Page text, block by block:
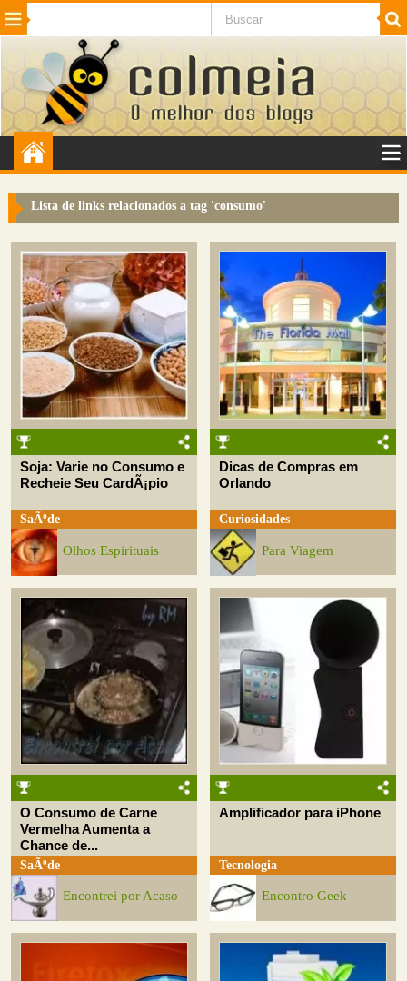
Beleza Cinema e TV
Internet Jogos NotÃ­cias SaÃºde
VeÃ­culos Adulto
Sugerir Link
Colmeia Exchange
Perguntas Frequentes
Sobre
Contato
Lista de links relacionados a tag 'consumo'
Soja: Varie no Consumo e
Recheie Seu CardÃ¡pio
SaÃºde
Olhos Espirituais
Dicas de Compras em
Orlando
Curiosidades
Para Viagem
O Consumo de Carne
Vermelha Aumenta a
Chance de...
SaÃºde
Encontrei por Acaso
Amplificador para iPhone
Tecnologia
Encontro Geek